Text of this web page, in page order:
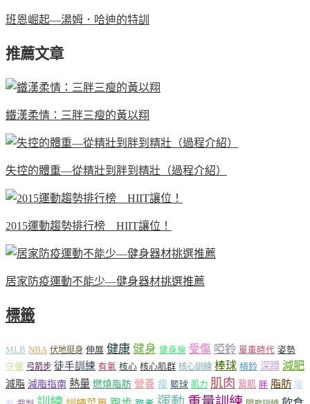
班恩崛起—湯姆．哈迪的特訓
推薦文章
鐵漢柔情：三胖三瘦的黃以翔
失控的體重—從精壯到胖到精壯（過程介紹）
2015運動趨勢排行榜 HIIT讓位！
居家防疫運動不能少—健身器材挑選推薦
標籤
MLB NBA 伏地挺身 伸展 健康 健身 健身房 受傷 啞鈴 單車時代 姿勢
守備 弓箭步 徒手訓練 有氧 核心 核心肌群 核心訓練 棒球 槓鈴 深蹲 減肥
減脂 減脂指南 熱量 燃燒脂肪 營養 瘦 籃球 肌力 肌肉 背肌 胖 脂肪 腹